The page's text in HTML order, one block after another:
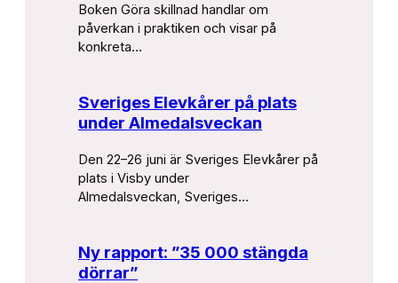
Boken Göra skillnad handlar om
påverkan i praktiken och visar på
konkreta…
Sveriges Elevkårer på plats
under Almedalsveckan
Den 22–26 juni är Sveriges Elevkårer på
plats i Visby under
Almedalsveckan, Sveriges…
Ny rapport: ”35 000 stängda
dörrar”